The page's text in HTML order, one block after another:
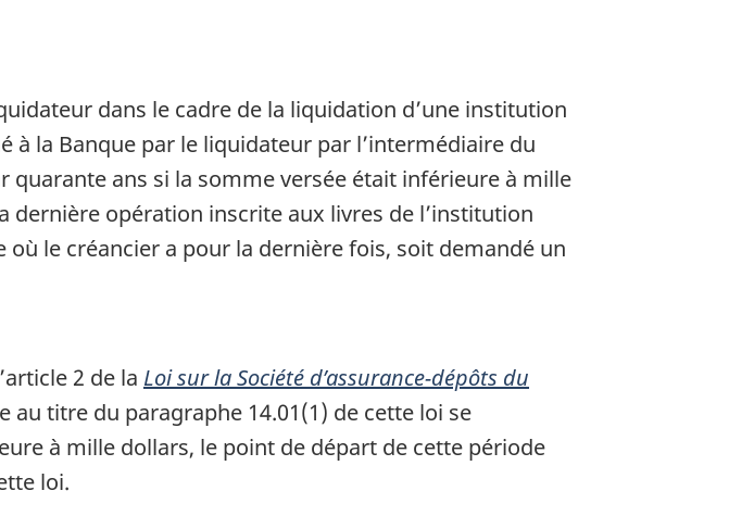
dans le cadre de la liquidation d’une institution
la Banque par le liquidateur par l’intermédiaire du
ans si la somme versée était inférieure à mille
dernière opération inscrite aux livres de l’institution
le créancier a pour la dernière fois, soit demandé un
2 de la Loi sur la Société d’assurance-dépôts du
au titre du paragraphe 14.01(1) de cette loi se
à mille dollars, le point de départ de cette période
loi.